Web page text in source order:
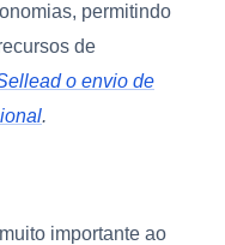
permitindo
de
o envio de
.
importante ao